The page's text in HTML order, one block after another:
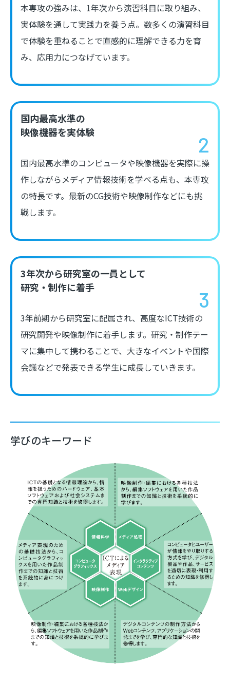
本専攻の強みは、1年次から演習科目に取り組み、
実体験を通して実践力を養う点。数多くの演習科目
で体験を重ねることで直感的に理解できる力を育
み、応用力につなげています。
国内最高水準の
映像機器を実体験
国内最高水準のコンピュータや映像機器を実際に操
作しながらメディア情報技術を学べる点も、本専攻
の特長です。最新のCG技術や映像制作などにも挑
戦します。
3年次から研究室の一員として
研究・制作に着手
3年前期から研究室に配属され、高度なICT技術の
研究開発や映像制作に着手します。研究・制作テー
マに集中して携わることで、大きなイベントや国際
会議などで発表できる学生に成長していきます。
学びのキーワード